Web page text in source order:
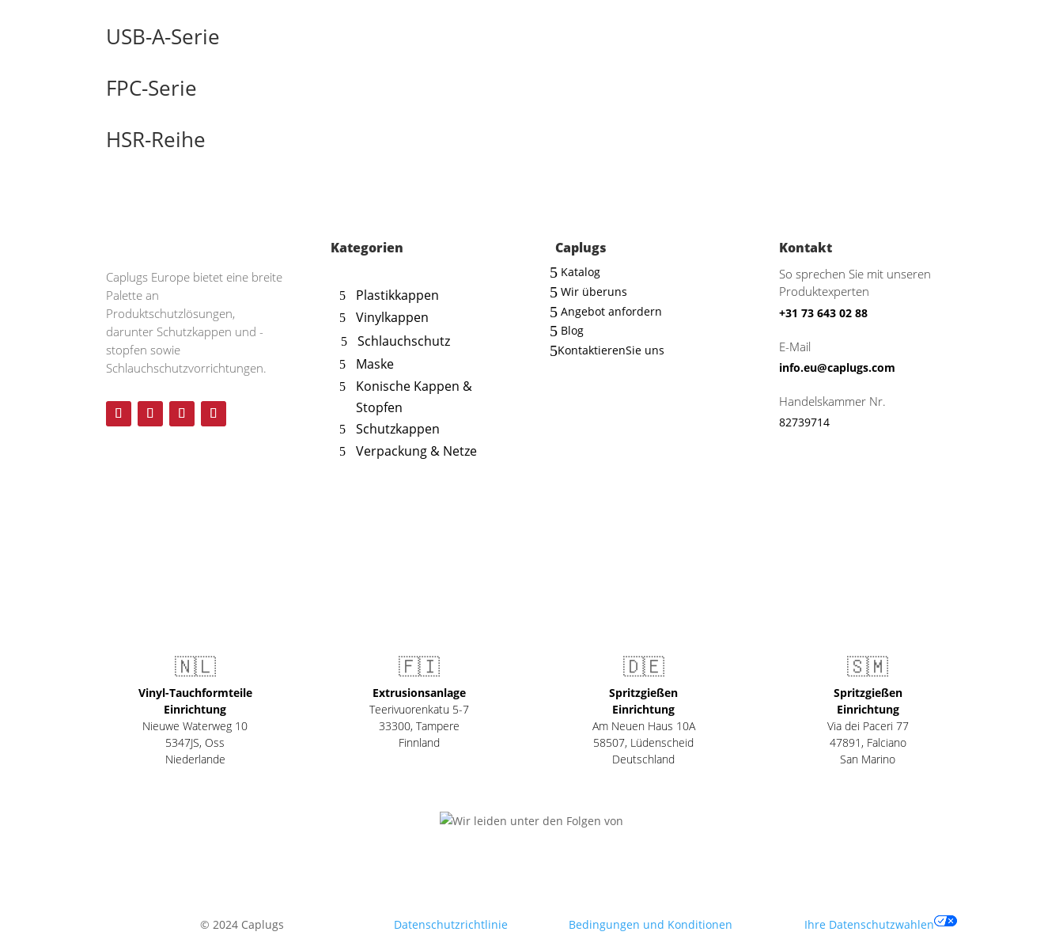
USB-A-Serie
FPC-Serie
HSR-Reihe
Caplugs Europe bietet eine breite
Palette an
Produktschutzlösungen,
darunter Schutzkappen und -
stopfen sowie
Schlauchschutzvorrichtungen.
Kategorien
Plastikkappen
Vinylkappen
Schlauchschutz
Maske
Konische Kappen &
Stopfen
Schutzkappen
Verpackung & Netze
Caplugs
5Katalog
5Wir überuns
5Angebot anfordern
5Blog
5KontaktierenSie uns
Kontakt
So sprechen Sie mit unseren
Produktexperten
+31 73 643 02 88
E-Mail
info.eu@caplugs.com
Handelskammer Nr.
82739714
🇳🇱
Vinyl-Tauchformteile
Einrichtung
Nieuwe Waterweg 10
5347JS, Oss
Niederlande
🇫🇮
Extrusionsanlage
Teerivuorenkatu 5-7
33300,Tampere
Finnland
🇩🇪
Spritzgießen
Einrichtung
Am Neuen Haus 10A
58507, Lüdenscheid
Deutschland
🇸🇲
Spritzgießen
Einrichtung
Via dei Paceri 77
47891 , Falciano
San Marino
© 2024 Caplugs Datenschutzrichtlinie Bedingungen und Konditionen Ihre Datenschutzwahlen